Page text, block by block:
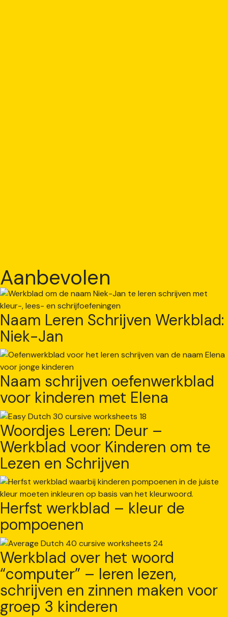
Aanbevolen
Naam Leren Schrijven Werkblad:
Niek-Jan
Naam schrijven oefenwerkblad
voor kinderen met Elena
Woordjes Leren: Deur –
Werkblad voor Kinderen om te
Lezen en Schrijven
Herfst werkblad – kleur de
pompoenen
Werkblad over het woord
“computer” – leren lezen,
schrijven en zinnen maken voor
groep 3 kinderen